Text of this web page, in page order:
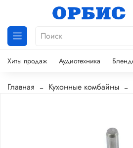
Хиты продаж Аудиотехника
Главная Кухонные комбайны